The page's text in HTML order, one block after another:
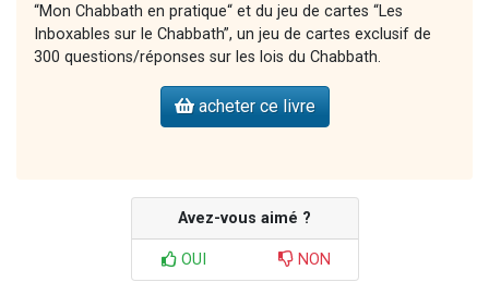
“Mon Chabbath en pratique“ et du jeu de cartes “Les
Inboxables sur le Chabbath”, un jeu de cartes exclusif de
300 questions/réponses sur les lois du Chabbath.
acheter ce livre
Avez-vous aimé ?
OUI NON